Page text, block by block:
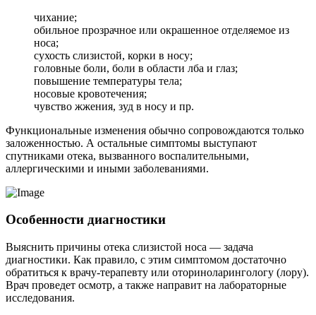
чихание;
обильное прозрачное или окрашенное отделяемое из
носа;
сухость слизистой, корки в носу;
головные боли, боли в области лба и глаз;
повышение температуры тела;
носовые кровотечения;
чувство жжения, зуд в носу и пр.
Функциональные изменения обычно сопровождаются только
заложенностью. А остальные симптомы выступают
спутниками отека, вызванного воспалительными,
аллергическими и иными заболеваниями.
Особенности диагностики
Выяснить причины отека слизистой носа — задача
диагностики. Как правило, с этим симптомом достаточно
обратиться к врачу-терапевту или оториноларингологу (лору).
Врач проведет осмотр, а также направит на лабораторные
исследования.